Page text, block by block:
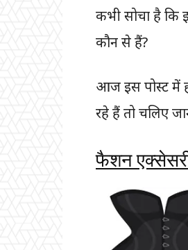
कभी सोचा है कि
कौन से हैं?
आज इस पोस्ट में
रहे हैं तो चलिए
फैशन